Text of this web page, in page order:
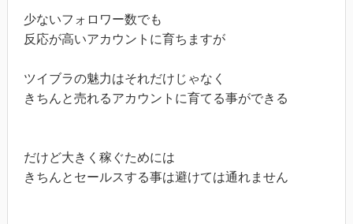
少ないフォロワー数でも
反応が高いアカウントに育ちますが
ツイブラの魅力はそれだけじゃなく
きちんと売れるアカウントに育てる事ができる
だけど大きく稼ぐためには
きちんとセールスする事は避けては通れません